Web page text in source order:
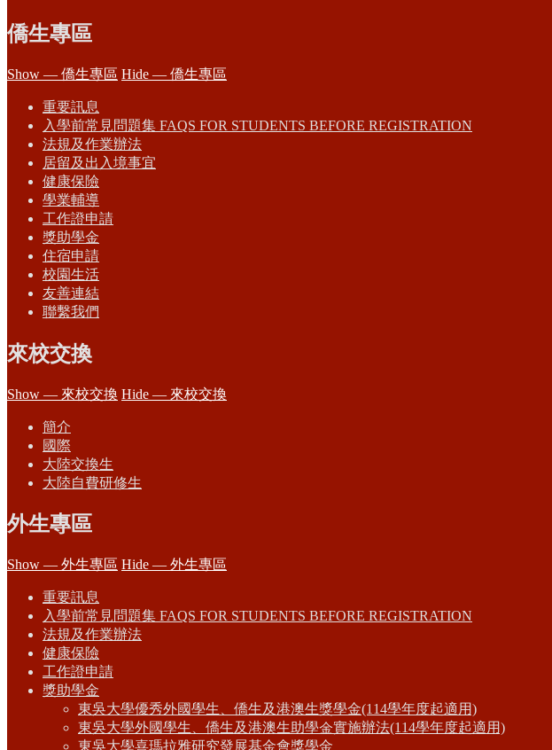
僑生專區
Show — 僑生專區 Hide — 僑生專區
重要訊息
入學前常見問題集 FAQS FOR STUDENTS BEFORE REGISTRATION
法規及作業辦法
居留及出入境事宜
健康保險
學業輔導
工作證申請
獎助學金
住宿申請
校園生活
友善連結
聯繫我們
來校交換
Show — 來校交換 Hide — 來校交換
簡介
國際
大陸交換生
大陸自費研修生
外生專區
Show — 外生專區 Hide — 外生專區
重要訊息
入學前常見問題集 FAQS FOR STUDENTS BEFORE REGISTRATION
法規及作業辦法
健康保險
工作證申請
獎助學金
東吳大學優秀外國學生、僑生及港澳生獎學金(114學年度起適用)
東吳大學外國學生、僑生及港澳生助學金實施辦法(114學年度起適用)
東吳大學喜瑪拉雅研究發展基金會獎學金